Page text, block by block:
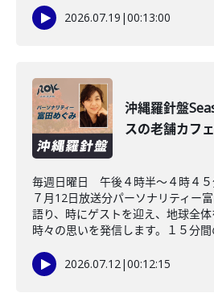
2026.07.19 |00:13:00
沖縄羅針盤
スの老舗カフ
毎週日曜日 午後４時半～４時４
７月12日放送分パーソナリティー
語り、時にゲストを迎え、地球全
時々の思いを発信します。１５分
2026.07.12|00:12:15